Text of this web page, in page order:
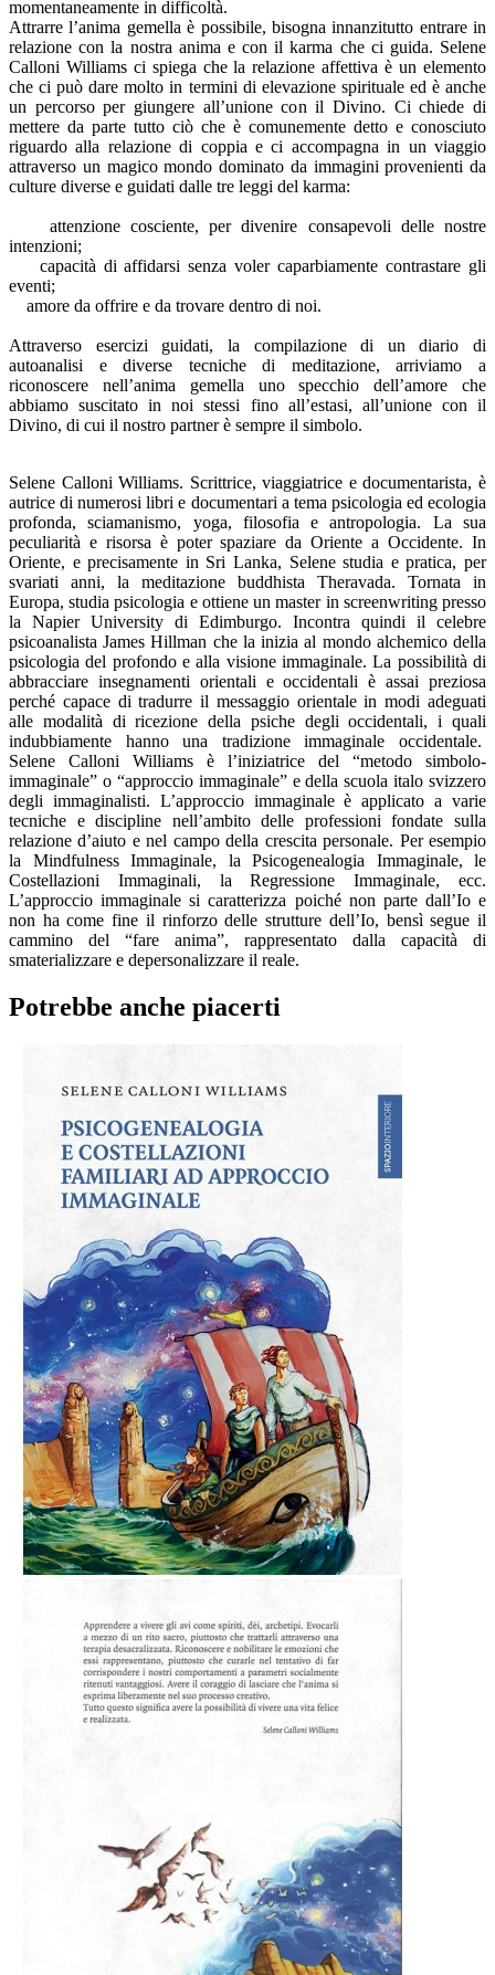
momentaneamente in difficoltà.
Attrarre l’anima gemella è possibile, bisogna innanzitutto entrare in
relazione con la nostra anima e con il karma che ci guida. Selene
Calloni Williams ci spiega che la relazione affettiva è un elemento
che ci può dare molto in termini di elevazione spirituale ed è anche
un percorso per giungere all’unione con il Divino. Ci chiede di
mettere da parte tutto ciò che è comunemente detto e conosciuto
riguardo alla relazione di coppia e ci accompagna in un viaggio
attraverso un magico mondo dominato da immagini provenienti da
culture diverse e guidati dalle tre leggi del karma:
attenzione cosciente, per divenire consapevoli delle nostre
intenzioni;
capacità di affidarsi senza voler caparbiamente contrastare gli
eventi;
amore da offrire e da trovare dentro di noi.
Attraverso esercizi guidati, la compilazione di un diario di
autoanalisi e diverse tecniche di meditazione, arriviamo a
riconoscere nell’anima gemella uno specchio dell’amore che
abbiamo suscitato in noi stessi fino all’estasi, all’unione con il
Divino, di cui il nostro partner è sempre il simbolo.
Selene Calloni Williams. Scrittrice, viaggiatrice e documentarista, è
autrice di numerosi libri e documentari a tema psicologia ed ecologia
profonda, sciamanismo, yoga, filosofia e antropologia. La sua
peculiarità e risorsa è poter spaziare da Oriente a Occidente. In
Oriente, e precisamente in Sri Lanka, Selene studia e pratica, per
svariati anni, la meditazione buddhista Theravada. Tornata in
Europa, studia psicologia e ottiene un master in screenwriting presso
la Napier University di Edimburgo. Incontra quindi il celebre
psicoanalista James Hillman che la inizia al mondo alchemico della
psicologia del profondo e alla visione immaginale. La possibilità di
abbracciare insegnamenti orientali e occidentali è assai preziosa
perché capace di tradurre il messaggio orientale in modi adeguati
alle modalità di ricezione della psiche degli occidentali, i quali
indubbiamente hanno una tradizione immaginale occidentale.
Selene Calloni Williams è l’iniziatrice del “metodo simbolo-
immaginale” o “approccio immaginale” e della scuola italo svizzero
degli immaginalisti. L’approccio immaginale è applicato a varie
tecniche e discipline nell’ambito delle professioni fondate sulla
relazione d’aiuto e nel campo della crescita personale. Per esempio
la Mindfulness Immaginale, la Psicogenealogia Immaginale, le
Costellazioni Immaginali, la Regressione Immaginale, ecc.
L’approccio immaginale si caratterizza poiché non parte dall’Io e
non ha come fine il rinforzo delle strutture dell’Io, bensì segue il
cammino del “fare anima”, rappresentato dalla capacità di
smaterializzare e depersonalizzare il reale.
Potrebbe anche piacerti